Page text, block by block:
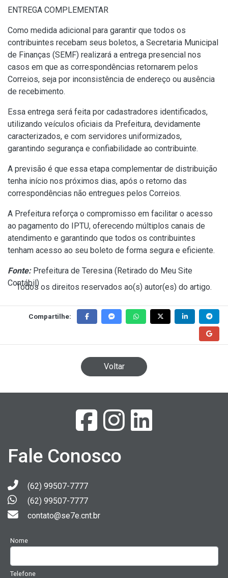
ENTREGA COMPLEMENTAR
Como medida adicional para garantir que todos os
contribuintes recebam seus boletos, a Secretaria Municipal
de Finanças (SEMF) realizará a entrega presencial nos
casos em que as correspondências retornarem pelos
Correios, seja por inconsistência de endereço ou ausência
de recebimento.
Essa entrega será feita por cadastradores identificados,
utilizando veículos oficiais da Prefeitura, devidamente
caracterizados, e com servidores uniformizados,
garantindo segurança e confiabilidade ao contribuinte.
A previsão é que essa etapa complementar de distribuição
tenha início nos próximos dias, após o retorno das
correspondências não entregues pelos Correios.
A Prefeitura reforça o compromisso em facilitar o acesso
ao pagamento do IPTU, oferecendo múltiplos canais de
atendimento e garantindo que todos os contribuintes
tenham acesso ao seu boleto de forma segura e eficiente.
Fonte:Prefeitura de Teresina (Retirado do Meu Site
Contábil)
Todos os direitos reservados ao(s) autor(es) do artigo.
Compartilhe:
Voltar
Fale Conosco
(62) 99507-7777
(62) 99507-7777
contato@se7e.cnt.br
Nome
Telefone